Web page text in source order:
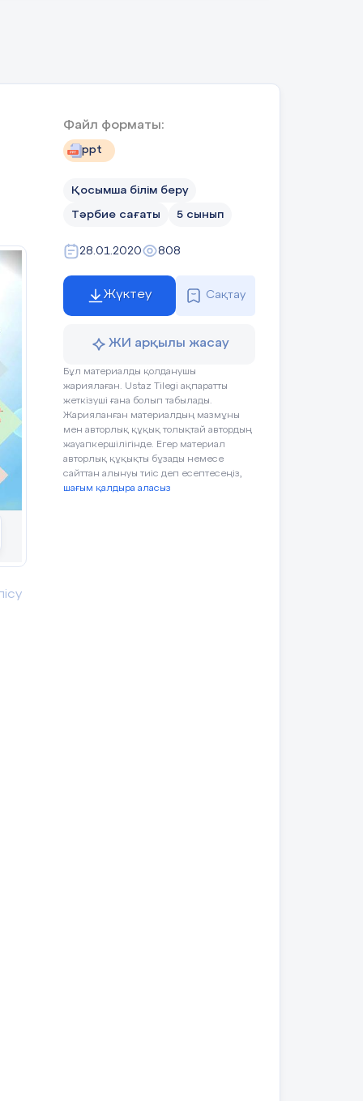
Файл форматы:
ppt
Қосымша білім беру
Тәрбие сағаты 5 сынып
28.01.2020 808
Жүктеу Сақтау
ЖИ арқылы жасау
Бұл материалды қолданушы
жариялаған. Ustaz Tilegi ақпаратты
жеткізуші ғана болып табылады.
Жарияланған материалдың мазмұны
мен авторлық құқық толықтай автордың
жауапкершілігінде. Егер материал
авторлық құқықты бұзады немесе
сайттан алынуы тиіс деп есептесеңіз,
шағым қалдыра аласыз